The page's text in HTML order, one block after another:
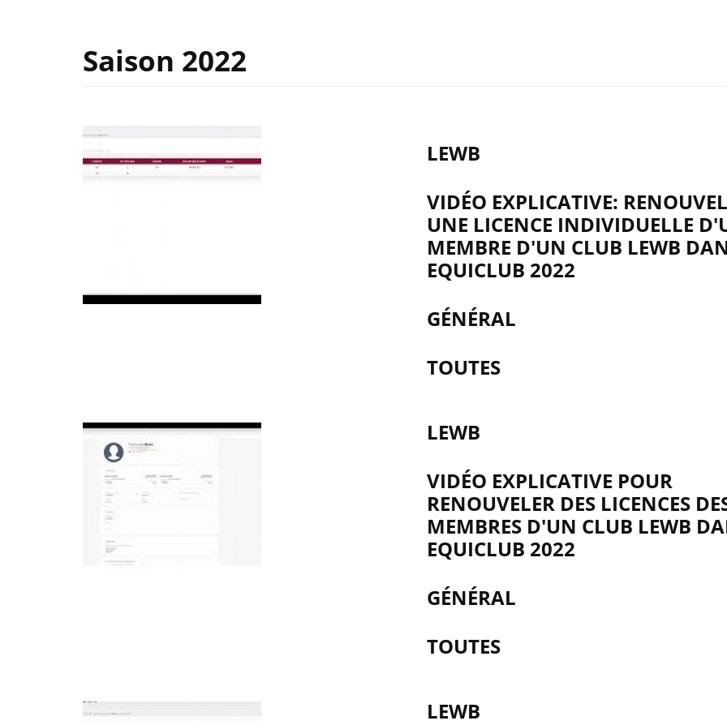
Saison 2022
LEWB
VIDÉO EXPLICATIVE:
UNE LICENCE INDIVIDUELLE
MEMBRE D'UN CLUB LEWB
EQUICLUB 2022
GÉNÉRAL
TOUTES
LEWB
VIDÉO EXPLICATIVE POUR
RENOUVELER DES LICENCES
MEMBRES D'UN CLUB LEWB
EQUICLUB 2022
GÉNÉRAL
TOUTES
LEWB